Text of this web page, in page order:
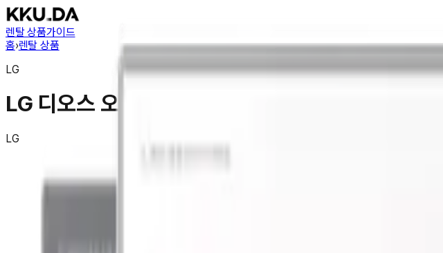
렌탈 상품가이드
홈›렌탈 상품
LG
LG 디오스 오브제컬렉션 인덕션 빌트인 (BEI3CSQ)
LG